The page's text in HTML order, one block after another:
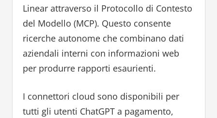
Linear attraverso il Protocollo di Contesto
del Modello (MCP). Questo consente
ricerche autonome che combinano dati
aziendali interni con informazioni web
per produrre rapporti esaurienti.
I connettori cloud sono disponibili per
tutti gli utenti ChatGPT a pagamento,